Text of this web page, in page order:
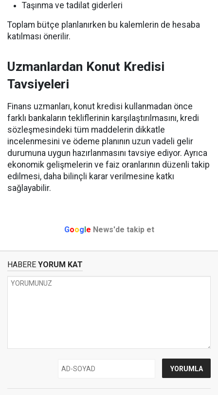
Taşınma ve tadilat giderleri
Toplam bütçe planlanırken bu kalemlerin de hesaba
katılması önerilir.
Uzmanlardan Konut Kredisi
Tavsiyeleri
Finans uzmanları, konut kredisi kullanmadan önce
farklı bankaların tekliflerinin karşılaştırılmasını, kredi
sözleşmesindeki tüm maddelerin dikkatle
incelenmesini ve ödeme planının uzun vadeli gelir
durumuna uygun hazırlanmasını tavsiye ediyor. Ayrıca
ekonomik gelişmelerin ve faiz oranlarının düzenli takip
edilmesi, daha bilinçli karar verilmesine katkı
sağlayabilir.
Google News'de takip et
HABERE YORUM KAT